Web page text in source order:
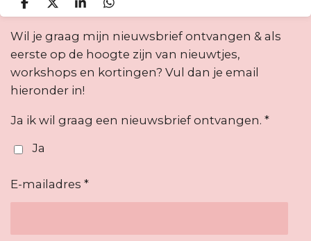
D
e
l
n
D
e
e
l
S
h
a
e
D
e
l
n
Wil je graag mijn nieuwsbrief ontvangen & als
eerste op de hoogte zijn van nieuwtjes,
workshops en kortingen? Vul dan je email
hieronder in!
Ja ik wil graag een nieuwsbrief ontvangen. *
Ja
E-mailadres *